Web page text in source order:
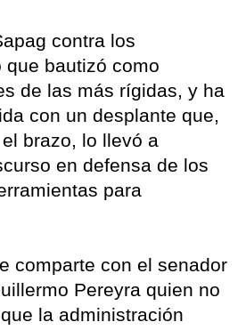
contra los
que bautizó como
de las más rígidas, y ha
con un desplante que,
brazo, lo llevó a
en defensa de los
para
comparte con el senador
Pereyra quien no
la administración